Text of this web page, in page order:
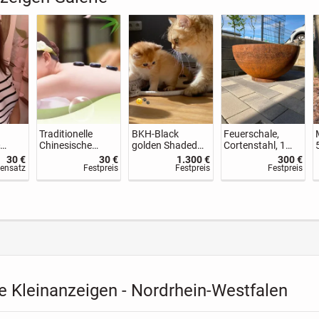
€
Zuverlässiger
Liebeszauber und
Partnerrückführu
ng seit über 3
Jahrzehnten!
80 €
Festpreis
Wasserschale,
Cortenstahl, 1,5
m Durchmesser
400 €
Festpreis
Sehr schöner
Randol / BKH
500 €
VB
Kleinanzeigen - Nordrhein-Westfalen